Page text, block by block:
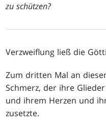
zu schützen?
Verzweiflung ließ die
Zum dritten Mal an
Schmerz, der ihre
und ihrem Herzen und
zusetzte.